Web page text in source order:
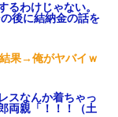
るわけじゃない。
後に結納金の話を
果→俺がヤバイｗ
スなんか着ちゃっ
両親「！！！（土